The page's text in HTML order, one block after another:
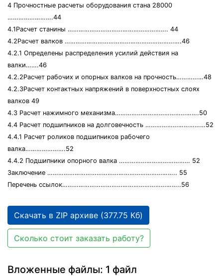
4 Прочностные расчеты оборудования стана 28000
…………………….44
4.1Расчет станины ………………………………………………. 44
4.2Расчет валков ……………………………………………………….46
4.2.1 Определены распределения усилий действия на
валки…….46
4.2.2Расчет рабочих и опорных валков на прочность……………48
4.2.3Расчет контактных напряжений в поверхностных слоях
валков 49
4.3 Расчет нажимного механизма……………………………………….50
4.4 Расчет подшипников на долговечность ……………………………52
4.4.1 Расчет роликов подшипников рабочего
валка………………….52
4.4.2 Подшипники опорного валка ………………………………… 52
Заключение …………………………………………………………….. 55
Перечень ссылок………………………………………………………..56
Скачать в ZIP архиве (377.75 Кб)
Сколько стоит заказать работу?
Вложенные файлы: 1 файл